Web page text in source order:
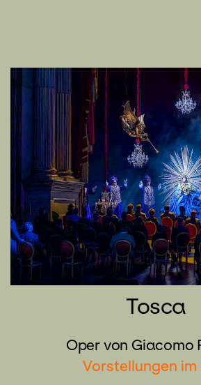
Tosca
Oper von Giacomo
Vorstellungen im